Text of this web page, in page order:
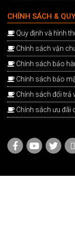
CHÍNH SÁCH &
Quy định và hình
Chính sách vận
Chính sách bảo
Chính sách bảo
Chính sách đổi trả
Chính sách ưu đãi